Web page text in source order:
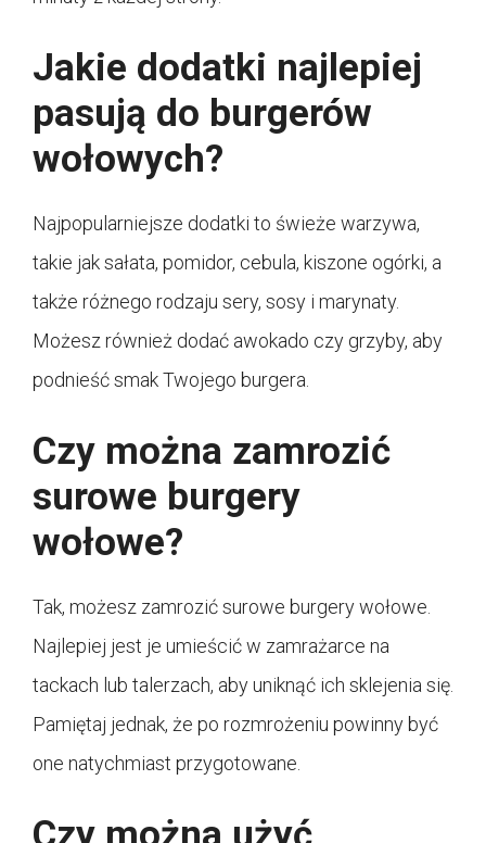
Jakie dodatki najlepiej
pasują do burgerów
wołowych?
Najpopularniejsze dodatki to świeże warzywa,
takie jak sałata, pomidor, cebula, kiszone ogórki, a
także różnego rodzaju sery, sosy i marynaty.
Możesz również dodać awokado czy grzyby, aby
podnieść smak Twojego burgera.
Czy można zamrozić
surowe burgery
wołowe?
Tak, możesz zamrozić surowe burgery wołowe.
Najlepiej jest je umieścić w zamrażarce na
tackach lub talerzach, aby uniknąć ich sklejenia się.
Pamiętaj jednak, że po rozmrożeniu powinny być
one natychmiast przygotowane.